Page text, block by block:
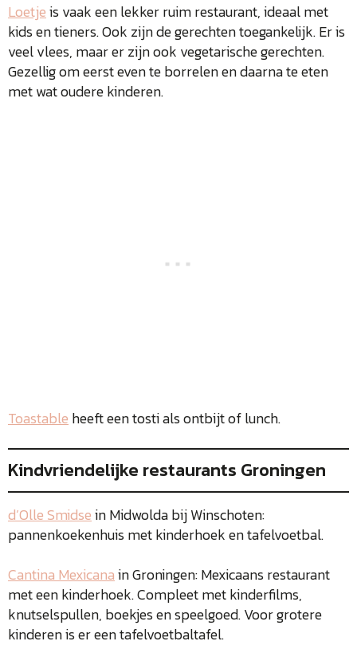
Loetjeis vaak een lekker ruim restaurant, ideaal met
kids en tieners. Ook zijn de gerechten toegankelijk. Er is
veel vlees, maar er zijn ook vegetarische gerechten.
Gezellig om eerst even te borrelen en daarna te eten
met wat oudere kinderen.
Toastable heeft een tosti als ontbijt of lunch.
Kindvriendelijke restaurants Groningen
d’Olle Smidsein Midwolda bij Winschoten:
pannenkoekenhuis met kinderhoek en tafelvoetbal.
Cantina Mexicanain Groningen: Mexicaans restaurant
met een kinderhoek. Compleet met kinderfilms,
knutselspullen, boekjes en speelgoed. Voor grotere
kinderen is er een tafelvoetbaltafel.